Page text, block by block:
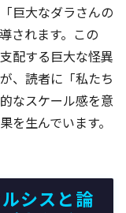
巨大なダラさんの
されます。この
配する巨大な怪異
、読者に「私たち
なスケール感を意
を生んでいます。
シスと論